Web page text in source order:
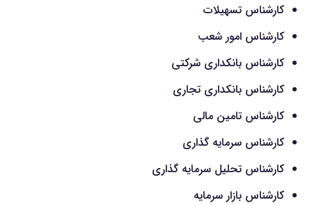
کارشناس تسهیلات
کارشناس امور شعب
کارشناس بانکداری شرکتی
کارشناس بانکداری تجاری
کارشناس تامین مالی
کارشناس سرمایه گذاری
کارشناس تحلیل سرمایه گذاری
کارشناس بازار سرمایه